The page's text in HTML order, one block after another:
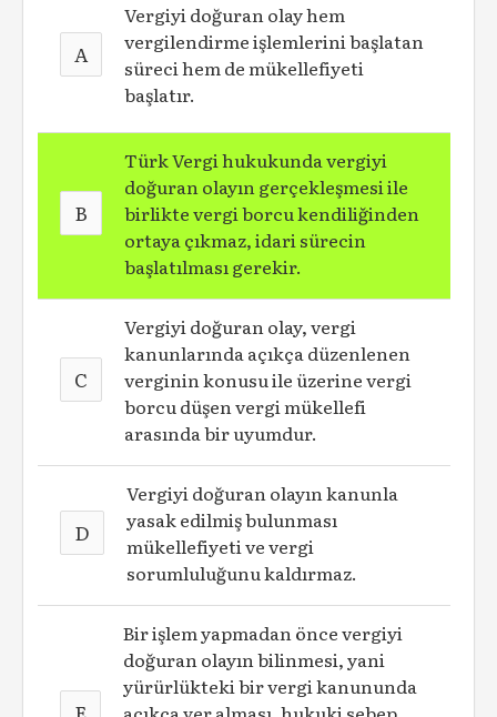
A
Vergiyi doğuran olay hem
vergilendirme işlemlerini başlatan
süreci hem de mükellefiyeti
başlatır.
B
Türk Vergi hukukunda vergiyi
doğuran olayın gerçekleşmesi ile
birlikte vergi borcu kendiliğinden
ortaya çıkmaz, idari sürecin
başlatılması gerekir.
C
Vergiyi doğuran olay, vergi
kanunlarında açıkça düzenlenen
verginin konusu ile üzerine vergi
borcu düşen vergi mükellefi
arasında bir uyumdur.
D
Vergiyi doğuran olayın kanunla
yasak edilmiş bulunması
mükellefiyeti ve vergi
sorumluluğunu kaldırmaz.
Bir işlem yapmadan önce vergiyi
doğuran olayın bilinmesi, yani
yürürlükteki bir vergi kanununda